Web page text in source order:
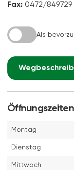
Fax: 0472/849729
Als
Montag
Dienstag
Mittwoch